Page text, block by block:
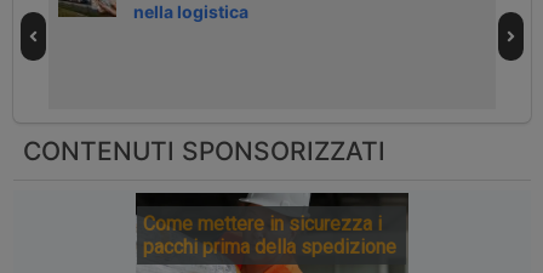
nella logistica
CONTENUTI SPONSORIZZATI
Come mettere in sicurezza i
pacchi prima della spedizione